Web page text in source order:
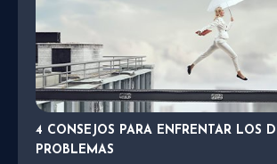
4 CONSEJOS PARA ENFRENTAR LOS
PROBLEMAS